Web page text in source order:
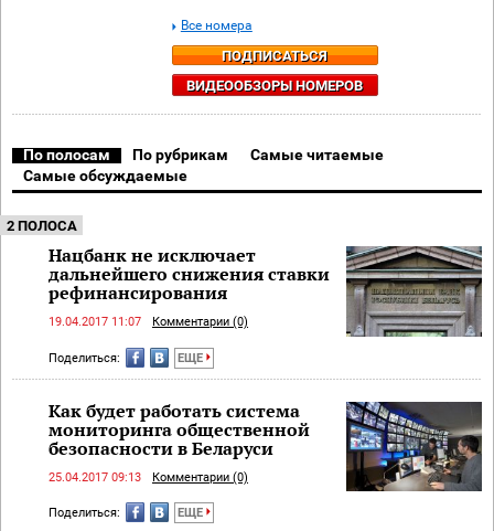
ПОДПИСАТЬСЯ
ВИДЕООБЗОРЫ НОМЕРОВ
Все номера
По полосам По рубрикам
Самые читаемые
Самые обсуждаемые
2 ПОЛОСА
Нацбанк не исключает
дальнейшего снижения ставки
рефинансирования
19.04.2017 11:07 Комментарии (0)
Поделиться: ЕЩЕ
Как будет работать система
мониторинга общественной
безопасности в Беларуси
25.04.2017 09:13 Комментарии (0)
Поделиться: ЕЩЕ